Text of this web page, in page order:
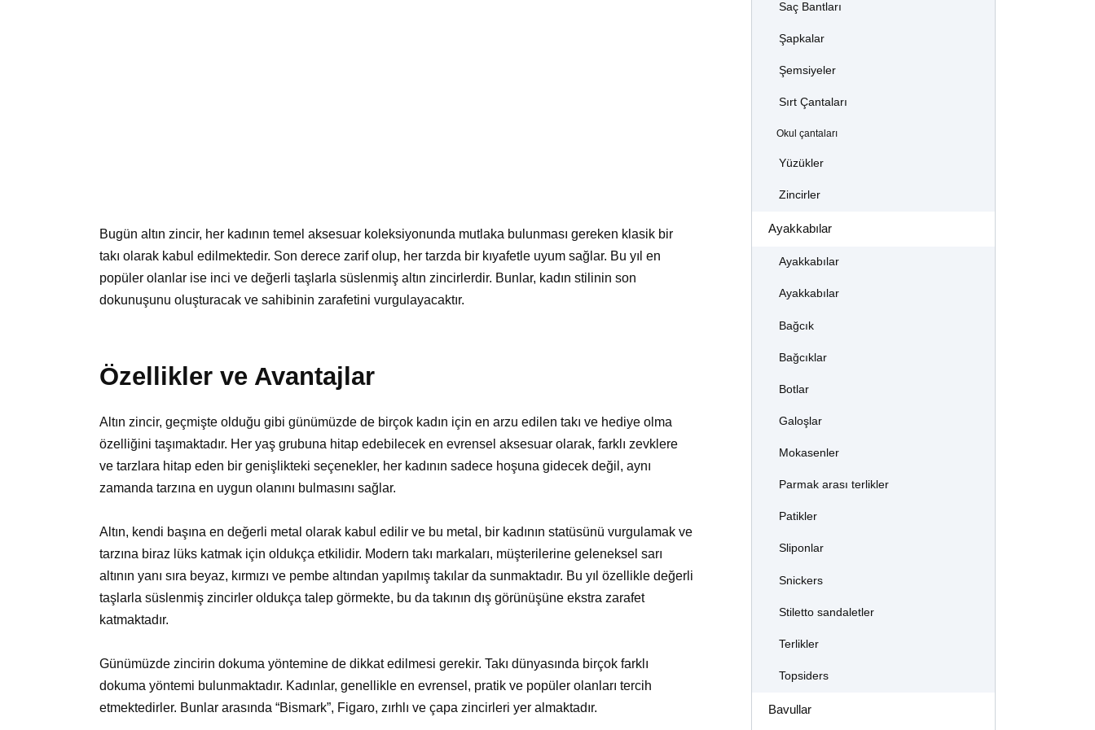
Bugün altın zincir, her kadının temel aksesuar koleksiyonunda mutlaka bulunması gereken klasik bir
takı olarak kabul edilmektedir. Son derece zarif olup, her tarzda bir kıyafetle uyum sağlar. Bu yıl en
popüler olanlar ise inci ve değerli taşlarla süslenmiş altın zincirlerdir. Bunlar, kadın stilinin son
dokunuşunu oluşturacak ve sahibinin zarafetini vurgulayacaktır.
Özellikler ve Avantajlar
Altın zincir, geçmişte olduğu gibi günümüzde de birçok kadın için en arzu edilen takı ve hediye olma
özelliğini taşımaktadır. Her yaş grubuna hitap edebilecek en evrensel aksesuar olarak, farklı zevklere
ve tarzlara hitap eden bir genişlikteki seçenekler, her kadının sadece hoşuna gidecek değil, aynı
zamanda tarzına en uygun olanını bulmasını sağlar.
Altın, kendi başına en değerli metal olarak kabul edilir ve bu metal, bir kadının statüsünü vurgulamak ve
tarzına biraz lüks katmak için oldukça etkilidir. Modern takı markaları, müşterilerine geleneksel sarı
altının yanı sıra beyaz, kırmızı ve pembe altından yapılmış takılar da sunmaktadır. Bu yıl özellikle değerli
taşlarla süslenmiş zincirler oldukça talep görmekte, bu da takının dış görünüşüne ekstra zarafet
katmaktadır.
Günümüzde zincirin dokuma yöntemine de dikkat edilmesi gerekir. Takı dünyasında birçok farklı
dokuma yöntemi bulunmaktadır. Kadınlar, genellikle en evrensel, pratik ve popüler olanları tercih
etmektedirler. Bunlar arasında “Bismark”, Figaro, zırhlı ve çapa zincirleri yer almaktadır.
Saç Bantları
Şapkalar
Şemsiyeler
Sırt Çantaları
Okul çantaları
Yüzükler
Zincirler
Ayakkabılar
Ayakkabılar
Ayakkabılar
Bağcık
Bağcıklar
Botlar
Galoşlar
Mokasenler
Parmak arası terlikler
Patikler
Sliponlar
Snickers
Stiletto sandaletler
Terlikler
Topsiders
Bavullar